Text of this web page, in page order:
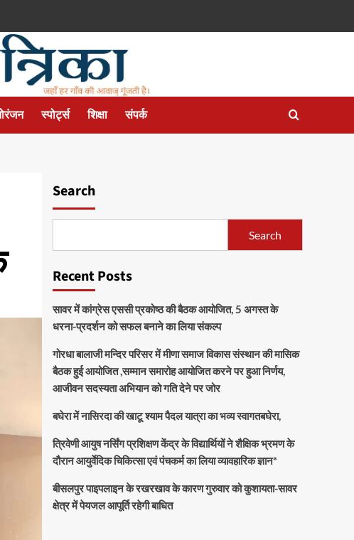
स्पोर्ट्स शिक्षा संपर्क
Search
Search
Recent Posts
सावर में कांग्रेस एससी प्रकोष्ठ की बैठक आयोजित, 5 अगस्त के
धरना-प्रदर्शन को सफल बनाने का लिया संकल्प
गोरधा बालाजी मन्दिर परिसर में मीणा समाज विकास संस्थान की मासिक
बैठक हुई आयोजित ,सम्मान समारोह आयोजित करने पर हुआ निर्णय,
आजीवन सदस्यता अभियान को गति देने पर जोर
बघेरा में नासिरदा की खाटू श्याम पैदल यात्रा का भव्य स्वागतबघेरा,
त्रिवेणी आयुष नर्सिंग प्रशिक्षण केंद्र के विद्यार्थियों ने शैक्षिक भ्रमण के
दौरान आयुर्वेदिक चिकित्सा एवं पंचकर्म का लिया व्यावहारिक ज्ञान*
बीसलपुर पाइपलाइन के रखरखाव के कारण गुरुवार को कुशायता-सावर
क्षेत्र में पेयजल आपूर्ति रहेगी बाधित